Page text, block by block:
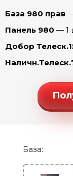
Шторм
Шторм
Шторм
Шторм
Шторм
Шторм
База 980 прав
Панель 980 — 1
Добор
База: